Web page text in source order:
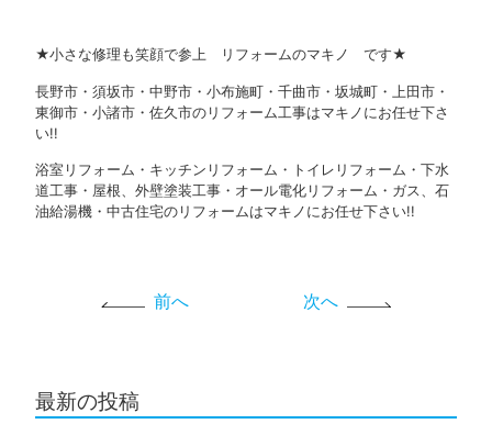
★小さな修理も笑顔で参上 リフォームのマキノ です★
長野市・須坂市・中野市・小布施町・千曲市・坂城町・上田市・
東御市・小諸市・佐久市のリフォーム工事はマキノにお任せ下さ
い!!
浴室リフォーム・キッチンリフォーム・トイレリフォーム・下水
道工事・屋根、外壁塗装工事・オール電化リフォーム・ガス、石
油給湯機・中古住宅のリフォームはマキノにお任せ下さい!!
前へ 次へ
最新の投稿